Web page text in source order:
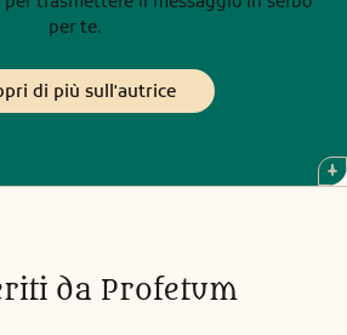
per te.
di più sull'autrice
da Profetum